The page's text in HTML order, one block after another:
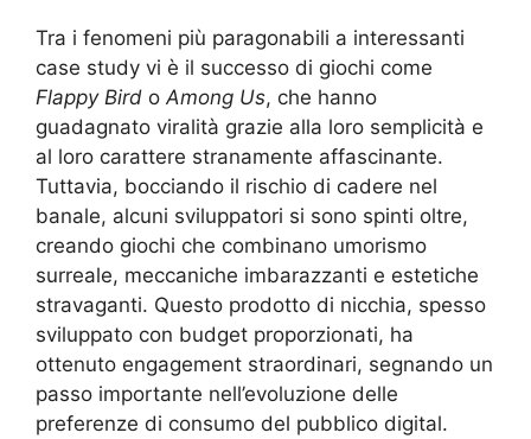
Tra i fenomeni più paragonabili a interessanti
case study vi è il successo di giochi come
Flappy Bird o Among Us, che hanno
guadagnato viralità grazie alla loro semplicità e
al loro carattere stranamente affascinante.
Tuttavia, bocciando il rischio di cadere nel
banale, alcuni sviluppatori si sono spinti oltre,
creando giochi che combinano umorismo
surreale, meccaniche imbarazzanti e estetiche
stravaganti. Questo prodotto di nicchia, spesso
sviluppato con budget proporzionati, ha
ottenuto engagement straordinari, segnando un
passo importante nell’evoluzione delle
preferenze di consumo del pubblico digital.